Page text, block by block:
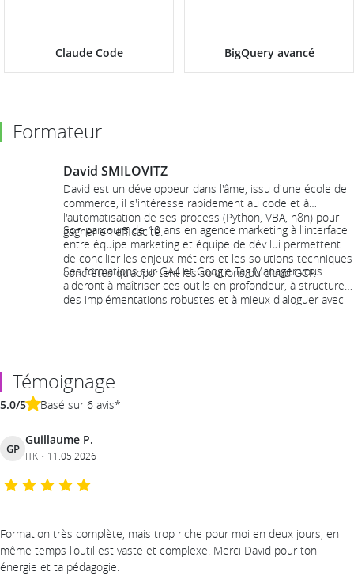
Claude Code BigQuery avancé
Formateur
David SMILOVITZ
David est un développeur dans l'âme, issu d'une école de
commerce, il s'intéresse rapidement au code et à
l'automatisation de ses process (Python, VBA, n8n) pour
gagner en efficacité.
Son parcours de 10 ans en agence marketing à l'interface
entre équipe marketing et équipe de dév lui permettent
de concilier les enjeux métiers et les solutions techniques
concrètes qu'apportent les solutions du cloud GCP.
Ses formations sur GA4 et Google Tag Manager vous
aideront à maîtriser ces outils en profondeur, à structurer
des implémentations robustes et à mieux dialoguer avec
Témoignage
5.0/5 Basé sur 6 avis*
GP
Guillaume P.
ITK 11.05.2026
Formation très complète, mais trop riche pour moi en deux jours, en
même temps l'outil est vaste et complexe. Merci David pour ton
énergie et ta pédagogie.